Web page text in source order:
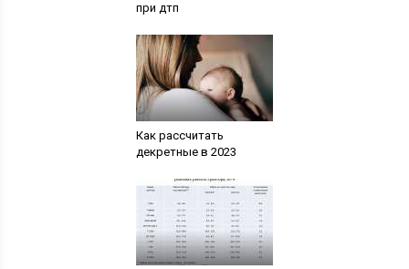
при дтп
Как рассчитать
декретные в 2023